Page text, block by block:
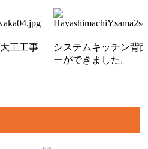
工工事
システムキッチン背
ーができました。